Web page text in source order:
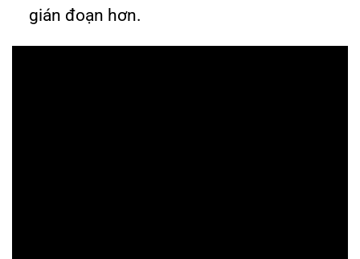
gián đoạn hơn.